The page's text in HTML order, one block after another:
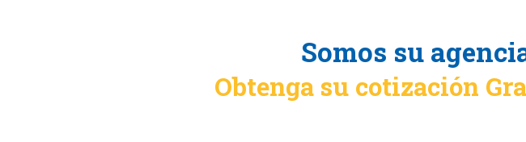
Somos su
Obtenga su cotización